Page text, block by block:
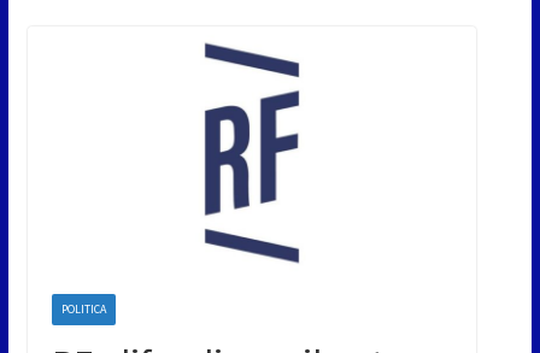
POLITICA